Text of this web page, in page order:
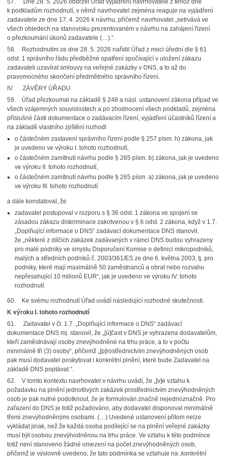
57. Dne 28. 5. 2026 obdržel Úřad vyjádření navrhovatele z téhož dne
k podkladům rozhodnutí, v němž navrhovatel zejména reaguje na vyjádření
zadavatele ze dne 17. 4. 2026 k návrhu, přičemž navrhovatel „setrvává ve
všech ohledech na stanovisku prezentovaném v návrhu na zahájení řízení
o přezkoumání úkonů zadavatele (…).“.
58. Rozhodnutím ze dne 28. 5. 2026 nařídil Úřad z moci úřední dle § 61
odst. 1 správního řádu předběžné opatření spočívající v uložení zákazu
zadavateli uzavírat smlouvy na veřejné zakázky v DNS, a to až do
pravomocného skončení předmětného správního řízení.
IV. ZÁVĚRY ÚŘADU
59. Úřad přezkoumal na základě § 248 a násl. ustanovení zákona případ ve
všech vzájemných souvislostech a po zhodnocení všech podkladů, zejména
příslušné části dokumentace o zadávacím řízení, vyjádření účastníků řízení a
na základě vlastního zjištění rozhodl
o částečném zastavení správního řízení podle § 257 písm. h) zákona, jak
je uvedeno ve výroku I. tohoto rozhodnutí,
o částečném zamítnutí návrhu podle § 265 písm. b) zákona, jak je uvedeno
ve výroku II. tohoto rozhodnutí,
o částečném zamítnutí návrhu podle § 265 písm. a) zákona, jak je uvedeno
ve výroku III. tohoto rozhodnutí
a dále konstatoval, že
zadavatel postupoval v rozporu s § 36 odst. 1 zákona ve spojení se
zásadou zákazu diskriminace zakotvenou v § 6 odst. 2 zákona, když v 1.7.
„Doplňující informace o DNS“ zadávací dokumentace DNS stanovil,
že „některé z dílčích zakázek zadávaných v rámci DNS budou vyhrazeny
pro malé podniky ve smyslu Doporučení Komise o definici mikropodniků,
malých a středních podniků č. 2003/361/ES ze dne 6. května 2003, tj. pro
podniky, které mají maximálně 50 zaměstnanců a obrat nebo rozvahu
nepřesahující 10 milionů EUR“, jak je uvedeno ve výroku IV. tohoto
rozhodnutí.
60. Ke svému rozhodnutí Úřad uvádí následující rozhodné skutečnosti.
K výroku I. tohoto rozhodnutí
61. Zadavatel v čl. 1.7. „Doplňující informace o DNS“ zadávací
dokumentace DNS mj. stanovil, že „[ú]čast v DNS je vyhrazena dodavatelům,
kteří zaměstnávají osoby znevýhodněné na trhu práce, a to v počtu
minimálně tři (3) osoby“, přičemž „[p]rostřednictvím znevýhodněných osob
pak musí dodavatel poskytovat i konkrétní plnění, které bude Zadavatel na
základě DNS poptávat.“.
62. V tomto kontextu navrhovatel v návrhu uvádí, že „[v]e vztahu k
požadavku na plnění jednotlivých zakázek prostřednictvím znevýhodněných
osob je pak nutné podotknout, že je formulován značně nejednoznačně. Pro
zařazení do DNS je totiž požadováno, aby dodavatel disponoval minimálně
třemi znevýhodněnými osobami. (…) Uvedené ustanovení přitom nelze
vykládat jinak, než že každá osoba podílející se na plnění veřejné zakázky
musí být osobou znevýhodněnou na trhu práce. Ve vztahu k této podmínce
totiž není stanoveno žádné omezení na počet znevýhodněných osob,
přičemž je výslovně uvedeno, že tato podmínka se vztahuje na ‚konkrétní